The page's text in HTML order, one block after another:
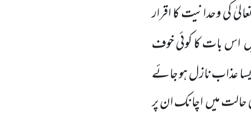
کی وحدانیت کا اقرار
اس بات کا کوئی خوف
عذاب نازل ہو جائے
حالت میں اچانک ان پر